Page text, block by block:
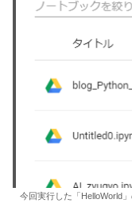
今回実行した「HelloWorld